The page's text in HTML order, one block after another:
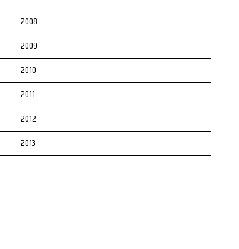
2008
2009
2010
2011
2012
2013